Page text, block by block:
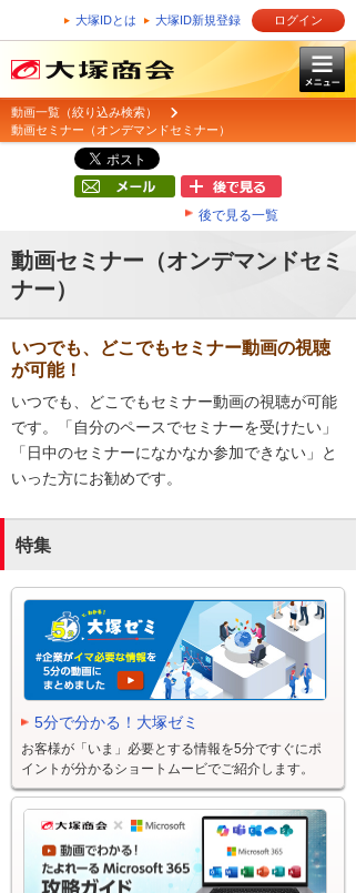
大塚IDとは 大塚ID新規登録 ログイン
動画一覧（絞り込み検索）
動画セミナー（オンデマンドセミナー）
後で見る一覧
動画セミナー（オンデマンドセミ
ナー）
いつでも、どこでもセミナー動画の視聴
が可能！
いつでも、どこでもセミナー動画の視聴が可能
です。「自分のペースでセミナーを受けたい」
「日中のセミナーになかなか参加できない」と
いった方にお勧めです。
特集
5分で分かる！大塚ゼミ
お客様が「いま」必要とする情報を5分ですぐにポ
イントが分かるショートムービでご紹介します。